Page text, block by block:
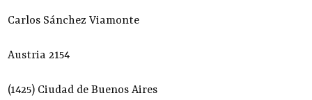
Carlos Sánchez Viamonte
Austria 2154
(1425) Ciudad de Buenos Aires